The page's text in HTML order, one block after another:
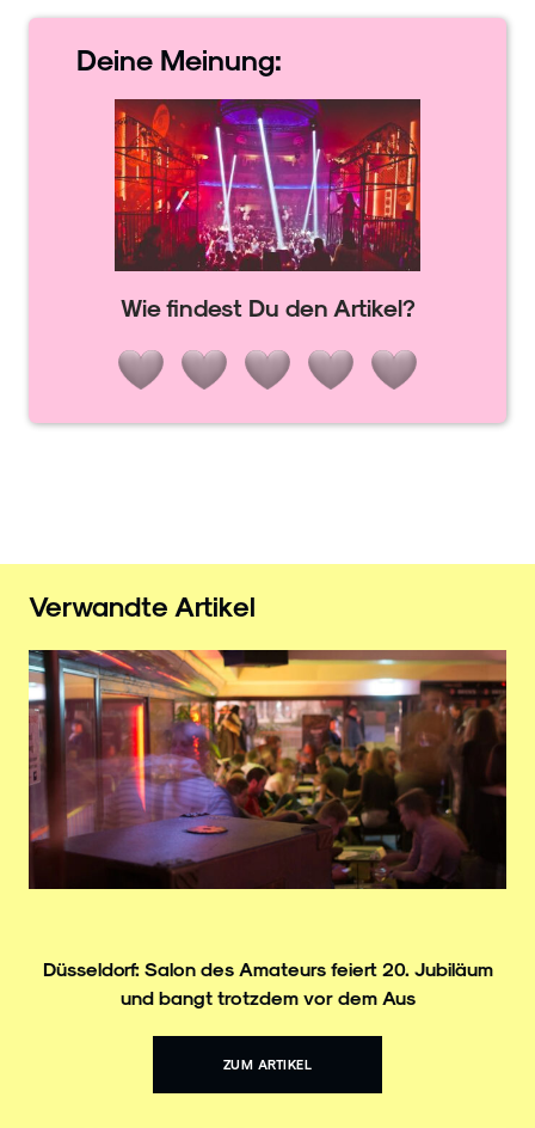
Deine Meinung:
Wie findest Du den Artikel?
Verwandte Artikel
Düsseldorf: Salon des Amateurs feiert 20. Jubiläum
und bangt trotzdem vor dem Aus
ZUM ARTIKEL